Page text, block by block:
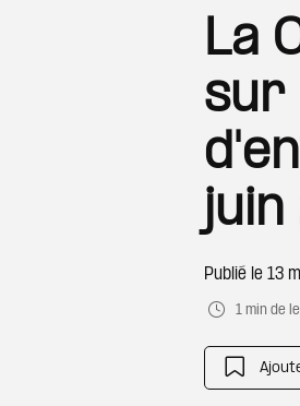
La
sur
Publié le 13
1 min de